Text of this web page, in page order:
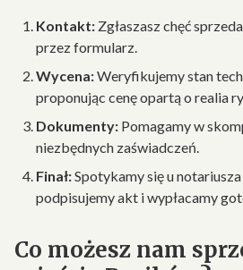
Kontakt: Zgłaszasz chęć
przez formularz.
Wycena:Weryfikujemy stan
proponując cenę opartą o realia
Dokumenty: Pomagamy w
niezbędnych zaświadczeń.
Finał:Spotykamy się u
podpisujemy akt i wypłacamy
Co możesz nam